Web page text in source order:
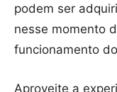
podem ser
nesse momento
funcionamento
Aproveite a